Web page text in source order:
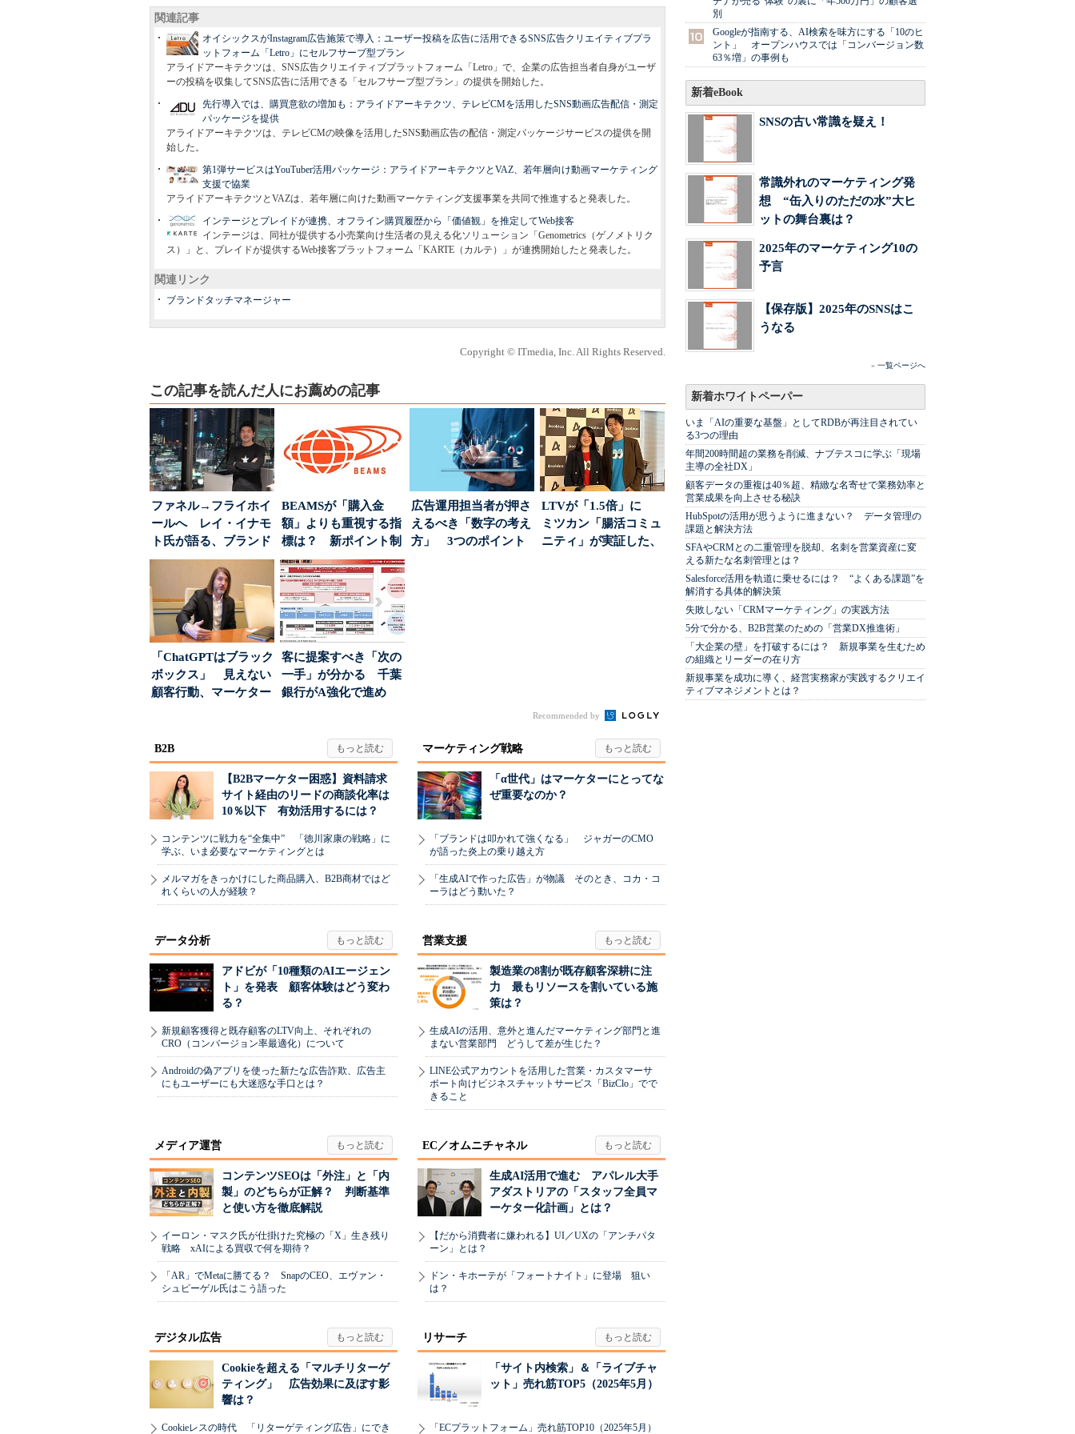
関連記事
オイシックスがInstagram広告施策で導入：ユーザー投稿を広告に活用できるSNS広告クリエイティブプラ
ットフォーム「Letro」にセルフサーブ型プラン
アライドアーキテクツは、SNS広告クリエイティブプラットフォーム「Letro」で、企業の広告担当者自身がユーザ
ーの投稿を収集してSNS広告に活用できる「セルフサーブ型プラン」の提供を開始した。
先行導入では、購買意欲の増加も：アライドアーキテクツ、テレビCMを活用したSNS動画広告配信・測定
パッケージを提供
アライドアーキテクツは、テレビCMの映像を活用したSNS動画広告の配信・測定パッケージサービスの提供を開
始した。
第1弾サービスはYouTuber活用パッケージ：アライドアーキテクツとVAZ、若年層向け動画マーケティング
支援で協業
アライドアーキテクツとVAZは、若年層に向けた動画マーケティング支援事業を共同で推進すると発表した。
インテージとプレイドが連携、オフライン購買履歴から「価値観」を推定してWeb接客
インテージは、同社が提供する小売業向け生活者の見える化ソリューション「Genometrics（ゲノメトリク
ス）」と、プレイドが提供するWeb接客プラットフォーム「KARTE（カルテ）」が連携開始したと発表した。
関連リンク
ブランドタッチマネージャー
Copyright © ITmedia, Inc. All Rights Reserved.
この記事を読んだ人にお薦めの記事
ファネル→フライホイ
ールへ レイ・イナモ
ト氏が語る、ブランド
が「信頼」を得るた
BEAMSが「購入金
額」よりも重視する指
標は？ 新ポイント制
度の狙い
広告運用担当者が押さ
えるべき「数字の考え
方」 3つのポイント
LTVが「1.5倍」に
ミツカン「腸活コミュ
ニティ」が実証した、
「ChatGPTはブラック
ボックス」 見えない
顧客行動、マーケター
客に提案すべき「次の
一手」が分かる 千葉
銀行がA強化で進め
Recommended by
B2B
【B2Bマーケター困惑】資料請求
サイト経由のリードの商談化率は
10％以下 有効活用するには？
コンテンツに戦力を“全集中” 「徳川家康の戦略」に
学ぶ、いま必要なマーケティングとは
メルマガをきっかけにした商品購入、B2B商材ではど
れくらいの人が経験？
マーケティング戦略
「α世代」はマーケターにとってな
ぜ重要なのか？
「ブランドは叩かれて強くなる」 ジャガーのCMO
が語った炎上の乗り越え方
「生成AIで作った広告」が物議 そのとき、コカ・コ
ーラはどう動いた？
データ分析
アドビが「10種類のAIエージェン
ト」を発表 顧客体験はどう変わ
る？
新規顧客獲得と既存顧客のLTV向上、それぞれの
CRO（コンバージョン率最適化）について
Androidの偽アプリを使った新たな広告詐欺、広告主
にもユーザーにも大迷惑な手口とは？
営業支援
製造業の8割が既存顧客深耕に注
力 最もリソースを割いている施
策は？
生成AIの活用、意外と進んだマーケティング部門と進
まない営業部門 どうして差が生じた？
LINE公式アカウントを活用した営業・カスタマーサ
ポート向けビジネスチャットサービス「BizClo」でで
きること
メディア運営
コンテンツSEOは「外注」と「内
製」のどちらが正解？ 判断基準
と使い方を徹底解説
イーロン・マスク氏が仕掛けた究極の「X」生き残り
戦略 xAIによる買収で何を期待？
「AR」でMetaに勝てる？ SnapのCEO、エヴァン・
シュピーゲル氏はこう語った
EC／オムニチャネル
生成AI活用で進む アパレル大手
アダストリアの「スタッフ全員マ
ーケター化計画」とは？
【だから消費者に嫌われる】UI／UXの「アンチパタ
ーン」とは？
ドン・キホーテが「フォートナイト」に登場 狙い
は？
デジタル広告
Cookieを超える「マルチリターゲ
ティング」 広告効果に及ぼす影
響は？
Cookieレスの時代 「リターゲティング広告」にでき
リサーチ
「サイト内検索」＆「ライブチャ
ット」売れ筋TOP5（2025年5月）
「ECプラットフォーム」売れ筋TOP10（2025年5月）
別
Googleが指南する、AI検索を味方にする「10のヒ
ント」 オープンハウスでは「コンバージョン数
63％増」の事例も
新着eBook
SNSの古い常識を疑え！
常識外れのマーケティング発
想 “缶入りのただの水”大ヒ
ットの舞台裏は？
2025年のマーケティング10の
予言
【保存版】2025年のSNSはこ
うなる
» 一覧ページへ
新着ホワイトペーパー
いま「AIの重要な基盤」としてRDBが再注目されてい
る3つの理由
年間200時間超の業務を削減、ナブテスコに学ぶ「現場
主導の全社DX」
顧客データの重複は40％超、精緻な名寄せで業務効率と
営業成果を向上させる秘訣
HubSpotの活用が思うように進まない？ データ管理の
課題と解決方法
SFAやCRMとの二重管理を脱却、名刺を営業資産に変
える新たな名刺管理とは？
Salesforce活用を軌道に乗せるには？ “よくある課題”を
解消する具体的解決策
失敗しない「CRMマーケティング」の実践方法
5分で分かる、B2B営業のための「営業DX推進術」
「大企業の壁」を打破するには？ 新規事業を生むため
の組織とリーダーの在り方
新規事業を成功に導く、経営実務家が実践するクリエイ
ティブマネジメントとは？